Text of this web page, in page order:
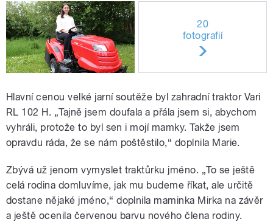
20
fotografií
Hlavní cenou velké jarní soutěže byl zahradní traktor Vari
RL 102 H. „Tajně jsem doufala a přála jsem si, abychom
vyhráli, protože to byl sen i mojí mamky. Takže jsem
opravdu ráda, že se nám poštěstilo,“ doplnila Marie.
Zbývá už jenom vymyslet traktůrku jméno. „To se ještě
celá rodina domluvíme, jak mu budeme říkat, ale určitě
dostane nějaké jméno,“ doplnila maminka Mirka na závěr
a ještě ocenila červenou barvu nového člena rodiny.